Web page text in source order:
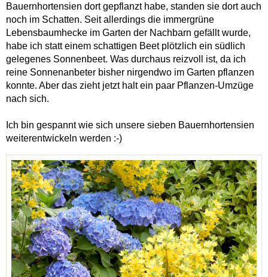
Bauernhortensien dort gepflanzt habe, standen sie dort auch
noch im Schatten. Seit allerdings die immergrüne
Lebensbaumhecke im Garten der Nachbarn gefällt wurde,
habe ich statt einem schattigen Beet plötzlich ein südlich
gelegenes Sonnenbeet. Was durchaus reizvoll ist, da ich
reine Sonnenanbeter bisher nirgendwo im Garten pflanzen
konnte. Aber das zieht jetzt halt ein paar Pflanzen-Umzüge
nach sich.
Ich bin gespannt wie sich unsere sieben Bauernhortensien
weiterentwickeln werden :-)